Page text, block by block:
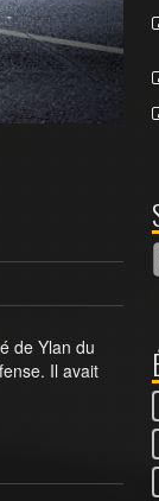
de Ylan du
Il avait